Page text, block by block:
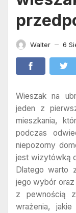
Walter — 6
Wieszak na
jeden z
mieszkania,
podczas
niepozorny
jest wizytówką
Dlatego warto
jego wybór
z pewnością
wrażenia,